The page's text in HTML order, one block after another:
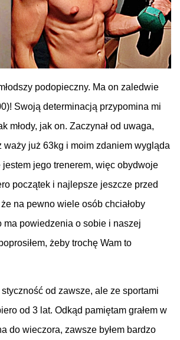
podopieczny. Ma on zaledwie
Swoją determinacją przypomina mi
młody, jak on. Zaczynał od uwaga,
już 63kg i moim zdaniem wygląda
jego trenerem, więc obydwoje
początek i najlepsze jeszcze przed
na pewno wiele osób chciałoby
ma powiedzenia o sobie i naszej
żeby trochę Wam to
od zawsze, ale ze sportami
od 3 lat. Odkąd pamiętam grałem w
do wieczora, zawsze byłem bardzo